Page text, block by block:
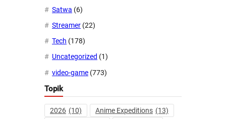
Satwa (6)
Streamer (22)
Tech (178)
Uncategorized (1)
video-game (773)
Topik
2026 (10) Anime Expeditions (13)